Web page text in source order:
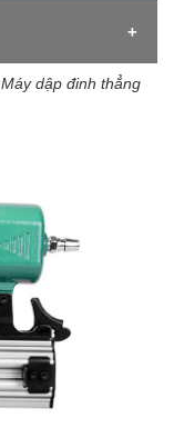
Máy dập đinh thẳng